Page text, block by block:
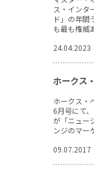
ス・インタ
ド」の年間
も最も権威
24.04.2023
ホークス
ホークス・
6月号にて
が「ニュー
ンジのマー
09.07.2017